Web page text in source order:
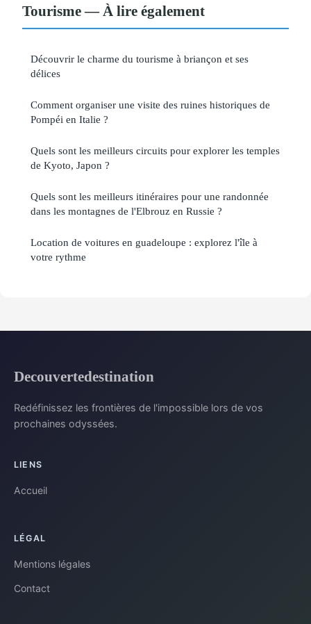
Tourisme — À lire également
Découvrir le charme du tourisme à briançon et ses
délices
Comment organiser une visite des ruines historiques de
Pompéi en Italie ?
Quels sont les meilleurs circuits pour explorer les temples
de Kyoto, Japon ?
Quels sont les meilleurs itinéraires pour une randonnée
dans les montagnes de l'Elbrouz en Russie ?
Location de voitures en guadeloupe : explorez l'île à
votre rythme
Decouvertedestination
Redéfinissez les frontières de l'impossible lors de vos
prochaines odyssées.
LIENS
Accueil
LÉGAL
Mentions légales
Contact